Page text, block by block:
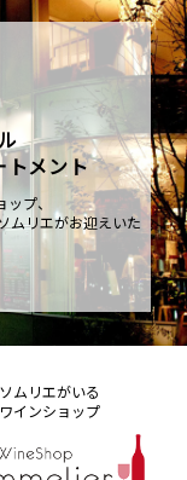
トメント
プ、
ムリエがお迎えいた
ソムリエがいる
ワインショップ